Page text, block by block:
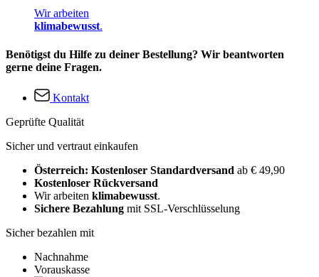
Wir arbeiten
klimabewusst.
Benötigst du Hilfe zu deiner Bestellung? Wir beantworten
gerne deine Fragen.
Kontakt
Geprüfte Qualität
Sicher und vertraut einkaufen
Österreich: Kostenloser Standardversand ab € 49,90
Kostenloser Rückversand
Wir arbeiten klimabewusst.
Sichere Bezahlung mit SSL-Verschlüsselung
Sicher bezahlen mit
Nachnahme
Vorauskasse